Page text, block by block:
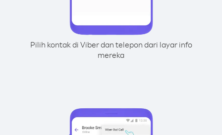
Pilih kontak di Viber dan telepon dari layar info
mereka